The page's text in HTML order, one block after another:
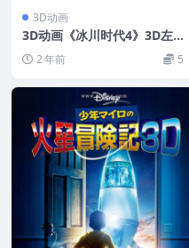
3D动画
3D动画《冰川时代4》3D左
2 年前 5